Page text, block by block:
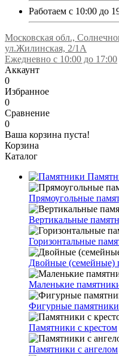
Работаем с 10:00 до
Московская обл.,
ул.Жилинская, 2/1А
Ежедневно с 10:00 до 17:00
Аккаунт
0
Избранное
0
Сравнение
0
Ваша корзина пуста!
Корзина
Каталог
Прямоугольные
Вертикальные
Горизонтальные
Двойные (семейные)
Маленькие
Фигурные памятники
Памятники с крестом
Памятники с ангелом